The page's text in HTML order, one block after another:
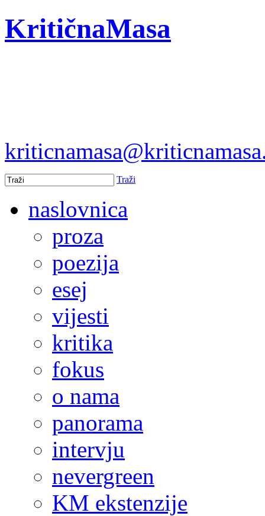
KritičnaMasa
Traži
naslovnica
proza
poezija
esej
vijesti
kritika
fokus
o nama
panorama
intervju
nevergreen
KM ekstenzije